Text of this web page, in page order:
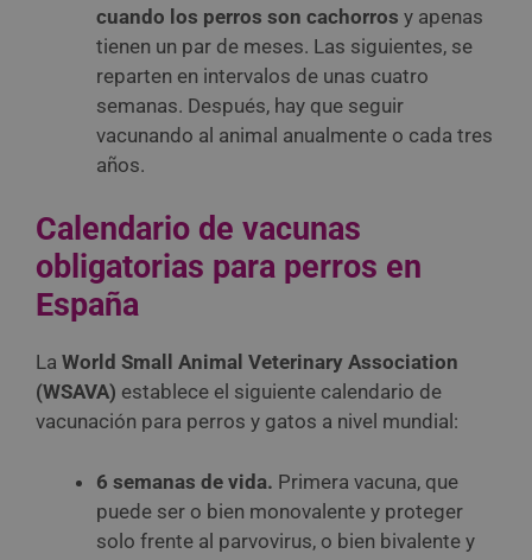
cuando los perros son cachorros y apenas
tienen un par de meses. Las siguientes, se
reparten en intervalos de unas cuatro
semanas. Después, hay que seguir
vacunando al animal anualmente o cada tres
años.
Calendario de vacunas
obligatorias para perros en
España
La World Small Animal Veterinary Association
(WSAVA) establece el siguiente calendario de
vacunación para perros y gatos a nivel mundial:
6 semanas de vida. Primera vacuna, que
puede ser o bien monovalente y proteger
solo frente al parvovirus, o bien bivalente y